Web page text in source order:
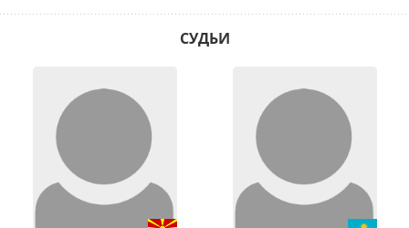
Без предоставления вышеперечисленных сертификатов
регистрация на выставку будет производиться в открытый
которых присуждается CACIB – промежуточный, открытый,
рабочий, чемпионов, производится только по родословной
«PEDIGREE».
Ответственность за правильность предоставленных
данных о собаке несёт заявитель.
Исправления и дополнения в заявочном листе не
допускаются. Перевод собаки из класса в класс не
СУДЬИ